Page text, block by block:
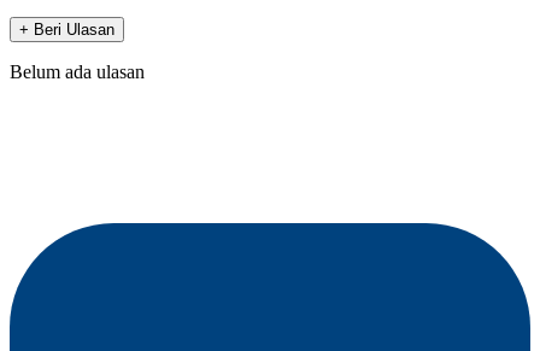
+ Beri Ulasan
Belum ada ulasan